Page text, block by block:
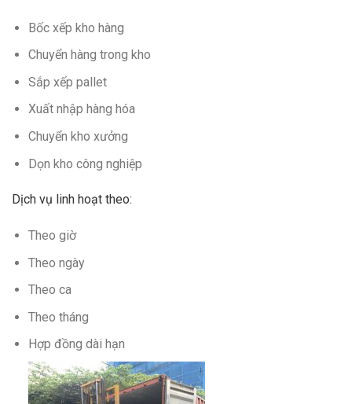
Bốc xếp kho hàng
Chuyển hàng trong kho
Sắp xếp pallet
Xuất nhập hàng hóa
Chuyển kho xưởng
Dọn kho công nghiệp
Dịch vụ linh hoạt theo:
Theo giờ
Theo ngày
Theo ca
Theo tháng
Hợp đồng dài hạn